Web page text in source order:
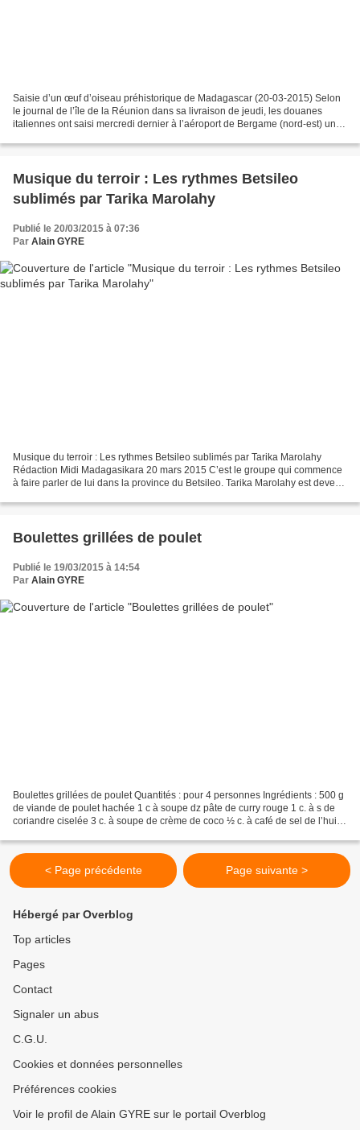
Saisie d’un œuf d’oiseau préhistorique de Madagascar (20-03-2015) Selon
le journal de l’île de la Réunion dans sa livraison de jeudi, les douanes
italiennes ont saisi mercredi dernier à l’aéroport de Bergame (nord-est) un
Musique du terroir : Les rythmes Betsileo
sublimés par Tarika Marolahy
Publié le 20/03/2015 à 07:36
Par Alain GYRE
Musique du terroir : Les rythmes Betsileo sublimés par Tarika Marolahy
Rédaction Midi Madagasikara 20 mars 2015 C’est le groupe qui commence
à faire parler de lui dans la province du Betsileo. Tarika Marolahy est devenu
Boulettes grillées de poulet
Publié le 19/03/2015 à 14:54
Par Alain GYRE
Boulettes grillées de poulet Quantités : pour 4 personnes Ingrédients : 500 g
de viande de poulet hachée 1 c à soupe dz pâte de curry rouge 1 c. à s de
coriandre ciselée 3 c. à soupe de crème de coco ½ c. à café de sel de l’huile
< Page précédente Page suivante >
Hébergé par Overblog
Top articles
Pages
Contact
Signaler un abus
C.G.U.
Cookies et données personnelles
Préférences cookies
Voir le profil de Alain GYRE sur le portail Overblog